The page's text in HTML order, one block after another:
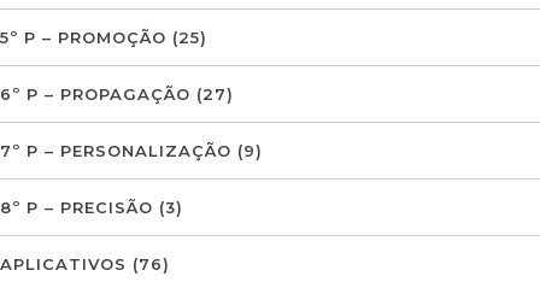
5º P – PROMOÇÃO (25)
6º P – PROPAGAÇÃO (27)
7º P – PERSONALIZAÇÃO (9)
8º P – PRECISÃO (3)
APLICATIVOS (76)